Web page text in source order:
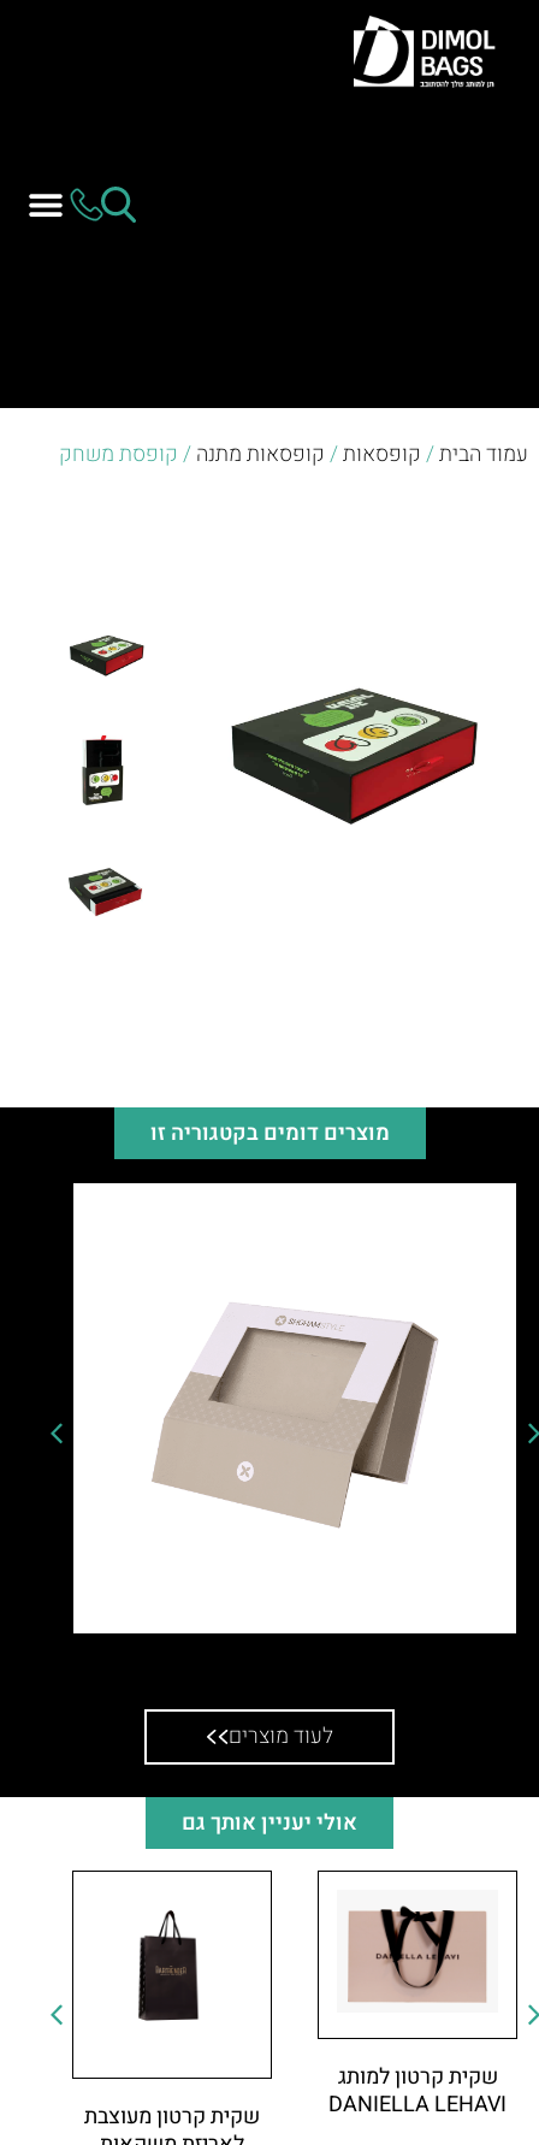
עמוד הבית/ קופסאות/ קופסאות מתנה/ קופסת משחק
מוצרים דומים בקטגוריה זו
לעוד מוצרים
אולי יעניין אותך גם
שקית קרטון למותג
DANIELLA LEHAVI
שקית קרטון מעוצבת